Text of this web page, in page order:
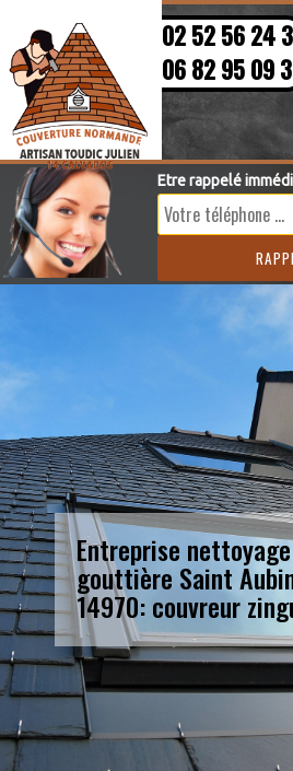
02 52 56 24
06 82 95 09
Etre rappelé
Entreprise
gouttière Saint
14970: couvreur